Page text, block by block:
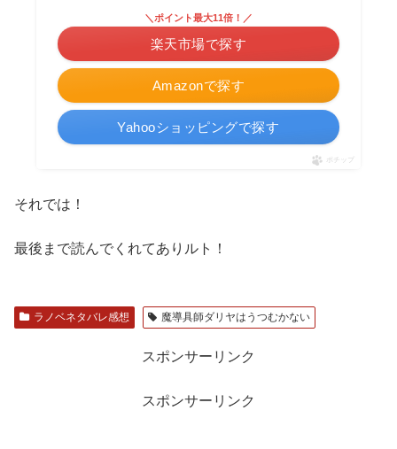
Amazonで探す
＼ポイント最大11倍！／
楽天市場で探す
Yahooショッピングで探す
ポチップ
それでは！
最後まで読んでくれてありルト！
ラノベネタバレ感想 魔導具師ダリヤはうつむかない
スポンサーリンク
スポンサーリンク